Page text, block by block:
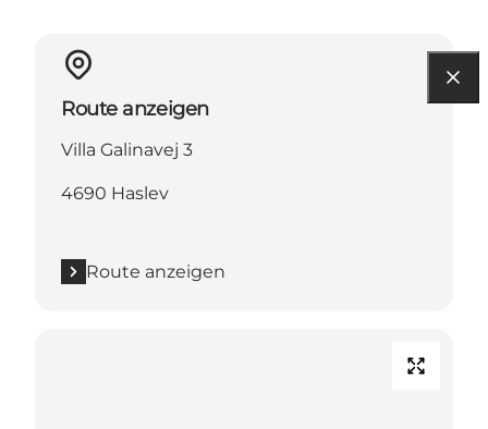
Route anzeigen
Villa Galinavej 3
4690 Haslev
Route anzeigen